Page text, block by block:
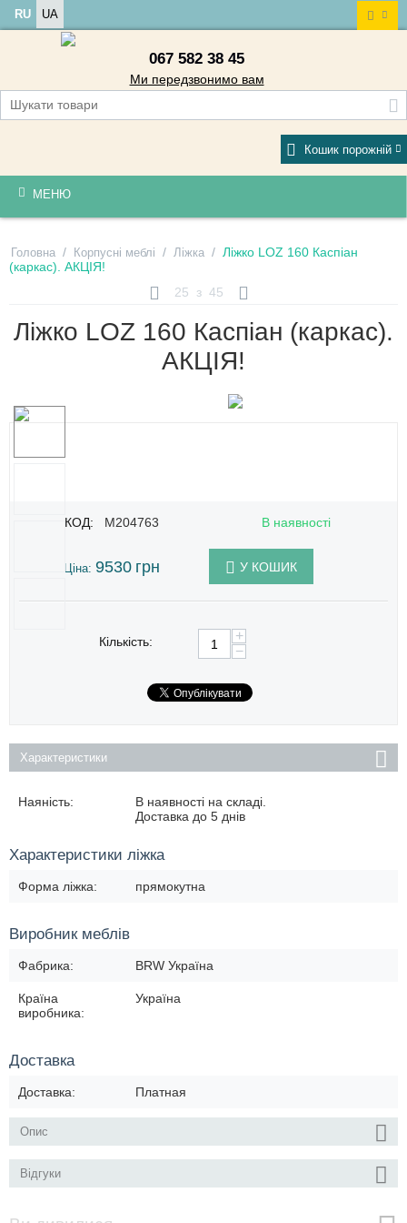
RU UA
067 582 38 45
Ми передзвонимо вам
Кошик порожній
МЕНЮ
Головна / Корпусні меблі / Ліжка / Ліжко LOZ 160 Каспіан
(каркас). АКЦІЯ!
25
з 45
Ліжко LOZ 160 Каспіан (каркас).
АКЦІЯ!
КОД: M204763 В наявності
Ціна: 9530 грн У КОШИК
Кількість:
+
−
Характеристики
Наяність:
В наявності на складі.
Доставка до 5 днів
Характеристики ліжка
Форма ліжка: прямокутна
Виробник меблів
Фабрика: BRW Україна
Країна
виробника:
Україна
Доставка
Доставка: Платная
Опис
Відгуки